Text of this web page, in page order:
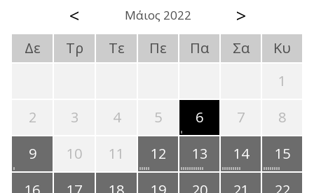
< Μάιος 2022 >
Δε Τρ Τε Πε Πα Σα
Κυ
1
2
3 4 5 6 7
8
9
10 11 12 13 14
15